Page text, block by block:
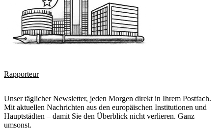
Rapporteur
Unser täglicher Newsletter, jeden Morgen direkt in Ihrem Postfach.
Mit aktuellen Nachrichten aus den europäischen Institutionen und
Hauptstädten – damit Sie den Überblick nicht verlieren. Ganz
umsonst.